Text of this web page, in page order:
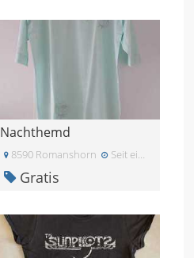
Nachthemd
8590 Romanshorn Seit einiger Zeit
Gratis